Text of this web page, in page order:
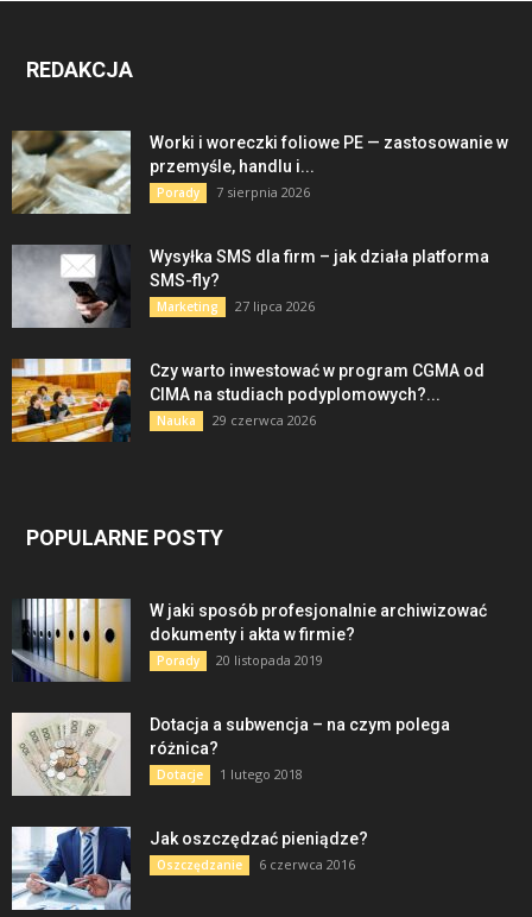
REDAKCJA
Worki i woreczki foliowe PE — zastosowanie w
przemyśle, handlu i...
Porady 7 sierpnia 2026
Wysyłka SMS dla firm – jak działa platforma
SMS-fly?
Marketing 27 lipca 2026
Czy warto inwestować w program CGMA od
CIMA na studiach podyplomowych?...
Nauka 29 czerwca 2026
POPULARNE POSTY
W jaki sposób profesjonalnie archiwizować
dokumenty i akta w firmie?
Porady 20 listopada 2019
Dotacja a subwencja – na czym polega
różnica?
Dotacje 1 lutego 2018
Jak oszczędzać pieniądze?
Oszczędzanie 6 czerwca 2016